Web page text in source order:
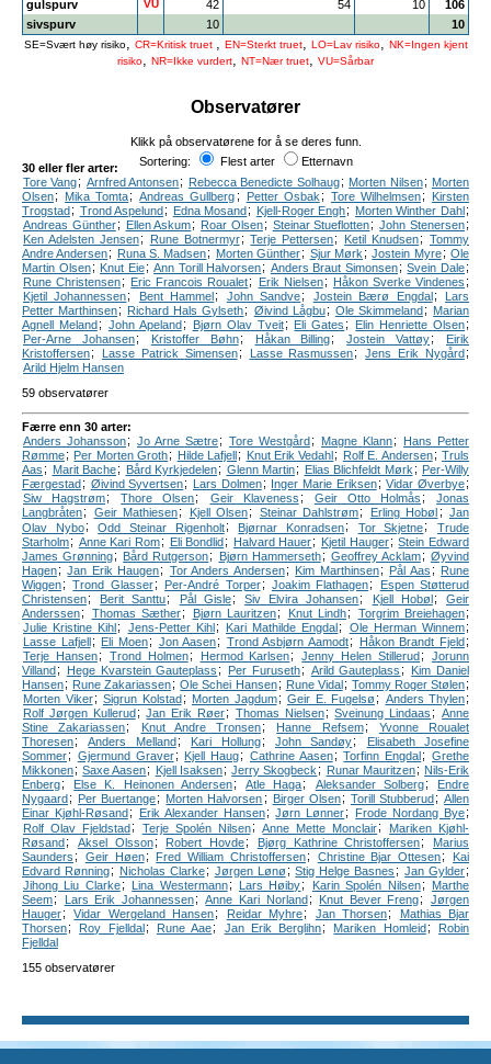
gulspurv
VU 42 54 10
106
sivspurv
10 10
SE=Svært høy risiko, CR=Kritisk truet , EN=Sterkt truet, LO=Lav risiko, NK=Ingen kjent
risiko, NR=Ikke vurdert, NT=Nær truet, VU=Sårbar
Observatører
Klikk på observatørene for å se deres funn.
Sortering:
Flest arter Etternavn
30 eller fler arter:
Tore Vang; Arnfred Antonsen; Rebecca Benedicte Solhaug; Morten Nilsen; Morten
Olsen; Mika Tomta; Andreas Gullberg ; Petter Osbak ; Tore Wilhelmsen;
Kirsten
Trogstad; Trond Aspelund; Edna Mosand; Kjell-Roger Engh; Morten Winther Dahl;
Andreas Günther; Ellen Askum; Roar Olsen; Steinar Stueflotten; John Stenersen;
Ken Adelsten Jensen; Rune Botnermyr ; Terje Pettersen; Ketil Knudsen; Tommy
Andre Andersen; Runa S. Madsen; Morten Günther; Sjur Mørk ; Jostein Myre; Ole
Martin Olsen ; Knut Eie; Ann Torill Halvorsen; Anders Braut Simonsen; Svein Dale;
Rune Christensen; Eric Francois Roualet; Erik Nielsen; Håkon Sverke Vindenes ;
Kjetil Johannessen; Bent Hammel; John Sandve; Jostein Bærø Engdal;
Lars
Petter Marthinsen; Richard Hals Gylseth; Øivind Lågbu; Ole Skimmeland; Marian
Agnell Meland; John Apeland; Bjørn Olav Tveit ; Eli Gates ; Elin Henriette Olsen;
Per-Arne Johansen; Kristoffer Bøhn; Håkan Billing; Jostein Vattøy;
Eirik
Kristoffersen; Lasse Patrick Simensen; Lasse Rasmussen; Jens Erik Nygård;
Arild Hjelm Hansen
59 observatører
Færre enn 30 arter:
Anders Johansson; Jo Arne Sætre; Tore Westgård ; Magne Klann;
Hans Petter
Rømme; Per Morten Groth; Hilde Lafjell ; Knut Erik Vedahl ; Rolf E. Andersen; Truls
Aas ; Marit Bache; Bård Kyrkjedelen; Glenn Martin; Elias Blichfeldt Mørk ; Per-Willy
Færgestad ; Øivind Syvertsen; Lars Dolmen; Inger Marie Eriksen; Vidar Øverbye;
Siw Hagstrøm; Thore Olsen; Geir Klaveness ; Geir Otto Holmås ; Jonas
Langbråten; Geir Mathiesen; Kjell Olsen; Steinar Dahlstrøm; Erling Hobøl ; Jan
Olav Nybo; Odd Steinar Rigenholt; Bjørnar Konradsen; Tor Skjetne; Trude
Starholm; Anne Kari Rom; Eli Bondlid; Halvard Hauer; Kjetil Hauger; Stein Edward
James Grønning; Bård Rutgerson; Bjørn Hammerseth; Geoffrey Acklam; Øyvind
Hagen; Jan Erik Haugen; Tor Anders Andersen; Kim Marthinsen; Pål Aas ; Rune
Wiggen; Trond Glasser; Per-André Torper ; Joakim Flathagen;
Espen Støtterud
Christensen; Berit Santtu; Pål Gisle; Siv Elvira Johansen; Kjell Hobøl; Geir
Anderssen; Thomas Sæther; Bjørn Lauritzen; Knut Lindh; Torgrim Breiehagen;
Julie Kristine Kihl; Jens-Petter Kihl; Kari Mathilde Engdal; Ole Herman Winnem;
Lasse Lafjell; Eli Moen; Jon Aasen; Trond Asbjørn Aamodt; Håkon Brandt Fjeld;
Terje Hansen; Trond Holmen; Hermod Karlsen; Jenny Helen Stillerud; Jorunn
Villand; Hege Kvarstein Gauteplass ; Per Furuseth; Arild Gauteplass ;
Kim Daniel
Hansen; Rune Zakariassen; Ole Schei Hansen ; Rune Vidal; Tommy Roger Stølen;
Morten Viker ; Sigrun Kolstad ; Morten Jagdum ; Geir E. Fugelsø ; Anders Thylen;
Rolf Jørgen Kullerud; Jan Erik Røer; Thomas Nielsen; Sveinung Lindaas ; Anne
Stine Zakariassen; Knut Andre Tronsen; Hanne Refsem ;
Yvonne Roualet
Thoresen; Anders Melland ; Kari Hollung ; John Sandøy;
Elisabeth Josefine
Sommer; Gjermund Graver ; Kjell Haug; Cathrine Aasen; Torfinn Engdal ; Grethe
Mikkonen; Saxe Aasen; Kjell Isaksen; Jerry Skogbeck ; Runar Mauritzen; Nils-Erik
Enberg; Else K. Heinonen Andersen; Atle Haga; Aleksander Solberg;
Endre
Nygaard ; Per Buertange; Morten Halvorsen ; Birger Olsen; Torill Stubberud ; Allen
Einar Kjøhl-Røsand ; Erik Alexander Hansen ; Jørn Lønner; Frode Nordang Bye;
Rolf Olav Fjeldstad; Terje Spolén Nilsen ; Anne Mette Monclair;
Mariken Kjøhl-
Røsand; Aksel Olsson ; Robert Hovde; Bjørg Kathrine Christoffersen;
Marius
Saunders ; Geir Høen ; Fred William Christoffersen; Christine Bjar Ottesen;
Kai
Edvard Rønning; Nicholas Clarke; Jørgen Lønø ; Stig Helge Basnes ; Jan Gylder;
Jihong Liu Clarke; Lina Westermann; Lars Høiby; Karin Spolén Nilsen;
Marthe
Seem; Lars Erik Johannessen; Anne Kari Norland; Knut Bever Freng; Jørgen
Hauger; Vidar Wergeland Hansen; Reidar Myhre; Jan Thorsen;
Mathias Bjar
Thorsen; Roy Fjelldal; Rune Aae; Jan Erik Berglihn; Mariken Homleid;
Robin
Fjelldal
155 observatører